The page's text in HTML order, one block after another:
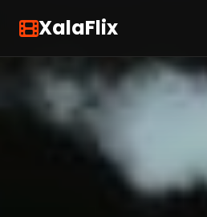
XalaFlix